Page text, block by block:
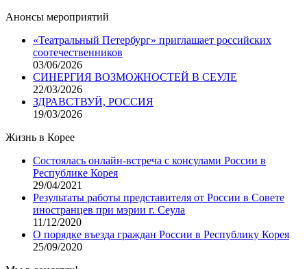
Анонсы мероприятий
«Театральный Петербург» приглашает российских
соотечественников
03/06/2026
СИНЕРГИЯ ВОЗМОЖНОСТЕЙ В СЕУЛЕ
22/03/2026
ЗДРАВСТВУЙ, РОССИЯ
19/03/2026
Жизнь в Корее
Состоялась онлайн-встреча с консулами России в
Республике Корея
29/04/2021
Результаты работы представителя от России в Совете
иностранцев при мэрии г. Сеула
11/12/2020
О порядке въезда граждан России в Республику Корея
25/09/2020